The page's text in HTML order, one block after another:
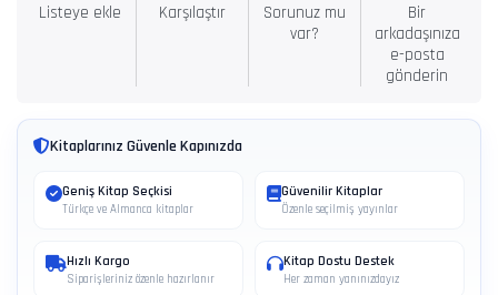
Listeye ekle Karşılaştır
Sorunuz mu
var?
Bir
arkadaşınıza
e-posta
gönderin
Kitaplarınız Güvenle Kapınızda
Geniş Kitap Seçkisi
Türkçe ve Almanca kitaplar
Güvenilir Kitaplar
Özenle seçilmiş yayınlar
Hızlı Kargo
Siparişleriniz özenle hazırlanır
Kitap Dostu Destek
Her zaman yanınızdayız